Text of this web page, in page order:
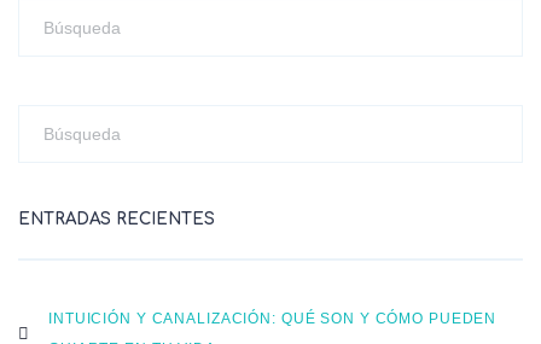
ENTRADAS RECIENTES
INTUICIÓN Y CANALIZACIÓN: QUÉ SON Y CÓMO PUEDEN